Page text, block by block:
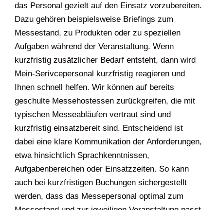
das Personal gezielt auf den Einsatz vorzubereiten.
Dazu gehören beispielsweise Briefings zum
Messestand, zu Produkten oder zu speziellen
Aufgaben während der Veranstaltung. Wenn
kurzfristig zusätzlicher Bedarf entsteht, dann wird
Mein-Serivcepersonal kurzfristig reagieren und
Ihnen schnell helfen. Wir können auf bereits
geschulte Messehostessen zurückgreifen, die mit
typischen Messeabläufen vertraut sind und
kurzfristig einsatzbereit sind. Entscheidend ist
dabei eine klare Kommunikation der Anforderungen,
etwa hinsichtlich Sprachkenntnissen,
Aufgabenbereichen oder Einsatzzeiten. So kann
auch bei kurzfristigen Buchungen sichergestellt
werden, dass das Messepersonal optimal zum